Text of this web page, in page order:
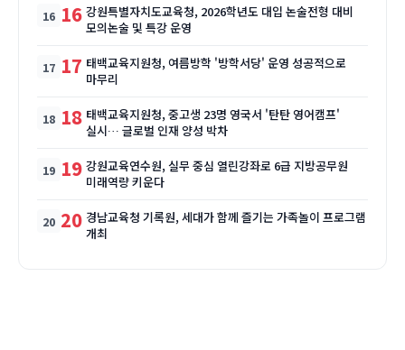
16 강원특별자치도교육청, 2026학년도 대입 논술전형 대비
모의논술 및 특강 운영
17 태백교육지원청, 여름방학 '방학서당' 운영 성공적으로
마무리
18 태백교육지원청, 중고생 23명 영국서 '탄탄 영어캠프'
실시… 글로벌 인재 양성 박차
19 강원교육연수원, 실무 중심 열린강좌로 6급 지방공무원
미래역량 키운다
20 경남교육청 기록원, 세대가 함께 즐기는 가족놀이 프로그램
개최